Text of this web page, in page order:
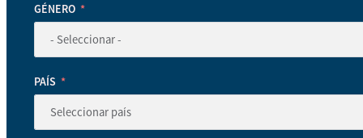
GÉNERO
PAÍS